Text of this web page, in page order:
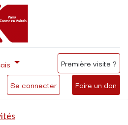
Se connecter Faire un don
Première visite ?